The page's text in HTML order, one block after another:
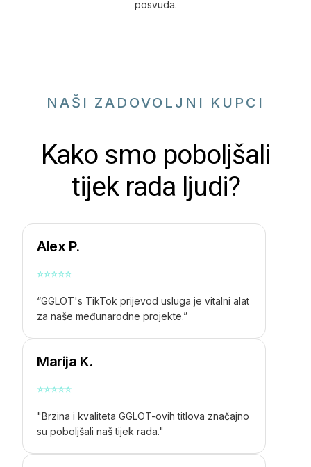
posvuda.
NAŠI ZADOVOLJNI KUPCI
Kako smo poboljšali
tijek rada ljudi?
Alex P.
⭐⭐⭐⭐⭐
“GGLOT's TikTok prijevodusluga je vitalni alat
za naše međunarodne projekte.”
Marija K.
⭐⭐⭐⭐⭐
"Brzina i kvaliteta GGLOT-ovih titlova značajno
su poboljšali naš tijek rada."